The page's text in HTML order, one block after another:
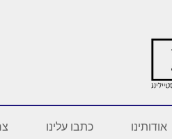
אודותינו כתבו עלינו